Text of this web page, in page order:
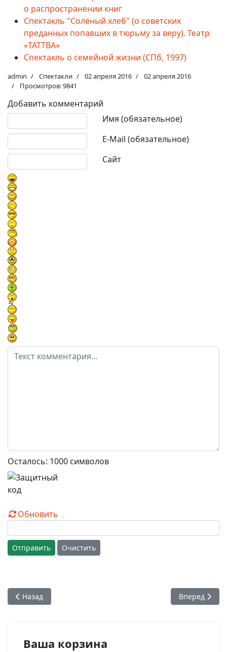
о распространении книг
Спектакль "Солёный хлеб" (о советских
преданных попавших в тюрьму за веру). Театр
«ТАТТВА»
Спектакль о семейной жизни (СПб, 1997)
admin Спектакли 02 апреля 2016
02 апреля 2016
Просмотров: 9841
Добавить комментарий
Имя (обязательное)
E-Mail (обязательное)
Сайт
Текст комментария
Осталось: 1000 символов
Обновить
Отправить Очистить
Предыдущий: Спектакль «Как я пришёл в сознание
Назад Следующий:
Вперед
Ваша корзина